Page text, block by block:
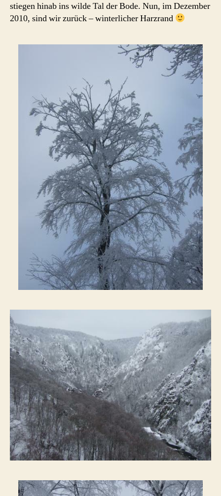
stiegen hinab ins wilde Tal der Bode. Nun, im Dezember
2010, sind wir zurück – winterlicher Harzrand